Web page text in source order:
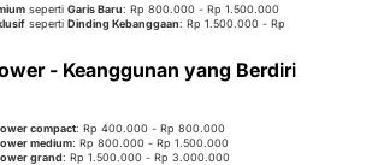
seperti Garis Baru: Rp 800.000 - Rp 1.500.000
seperti Dinding Kebanggaan: Rp 1.500.000 - Rp
- Keanggunan yang Berdiri
compact: Rp 400.000 - Rp 800.000
medium: Rp 800.000 - Rp 1.500.000
grand: Rp 1.500.000 - Rp 3.000.000